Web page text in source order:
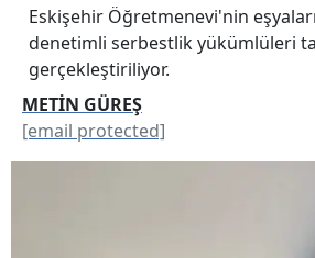
Eskişehir Öğretmenevi'nin
denetimli serbestlik yükümlüleri
gerçekleştiriliyor.
METİN GÜREŞ
[email protected]